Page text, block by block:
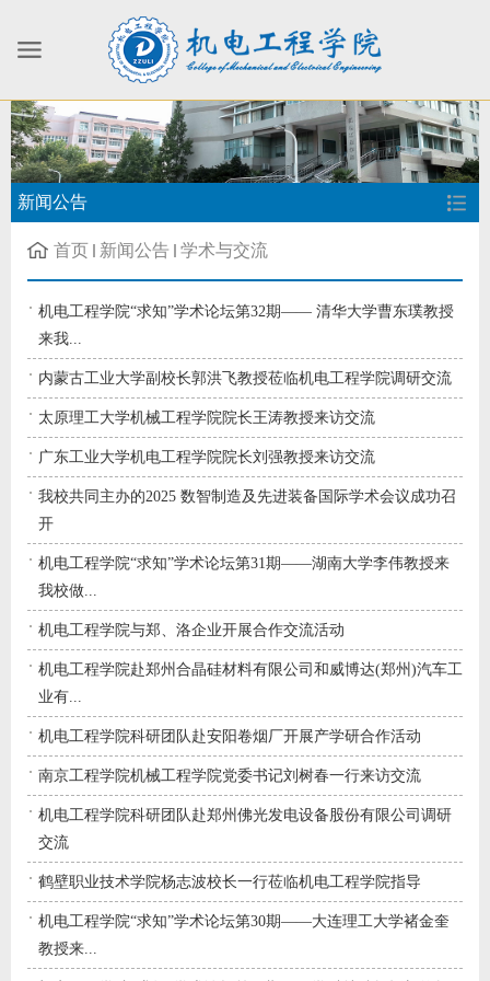
新闻公告
首页 新闻公告 学术与交流
机电工程学院“求知”学术论坛第32期—— 清华大学曹东璞教授
来我...
内蒙古工业大学副校长郭洪飞教授莅临机电工程学院调研交流
太原理工大学机械工程学院院长王涛教授来访交流
广东工业大学机电工程学院院长刘强教授来访交流
我校共同主办的2025 数智制造及先进装备国际学术会议成功召
开
机电工程学院“求知”学术论坛第31期——湖南大学李伟教授来
我校做...
机电工程学院与郑、洛企业开展合作交流活动
机电工程学院赴郑州合晶硅材料有限公司和威博达(郑州)汽车工
业有...
机电工程学院科研团队赴安阳卷烟厂开展产学研合作活动
南京工程学院机械工程学院党委书记刘树春一行来访交流
机电工程学院科研团队赴郑州佛光发电设备股份有限公司调研
交流
鹤壁职业技术学院杨志波校长一行莅临机电工程学院指导
机电工程学院“求知”学术论坛第30期——大连理工大学褚金奎
教授来...